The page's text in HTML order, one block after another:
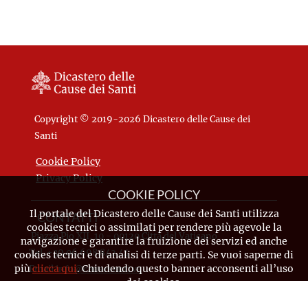
Copyright © 2019-2026 Dicastero delle Cause dei
Santi
Cookie Policy
Privacy Policy
CONTATTI
Piazza Pio XII, 10 - 00120 Città del Vaticano
Tel. +39.06.698.842.44
Emailinfo@causesanti.va
COOKIE POLICY
Il portale del Dicastero delle Cause dei Santi utilizza
cookies tecnici o assimilati per rendere più agevole la
navigazione e garantire la fruizione dei servizi ed anche
cookies tecnici e di analisi di terze parti. Se vuoi saperne di
piùclicca qui. Chiudendo questo banner acconsenti all’uso